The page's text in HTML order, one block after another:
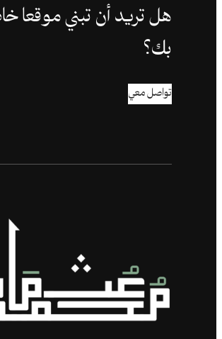
هل تريد أن تبني موقعا
بك؟
تواصل معي